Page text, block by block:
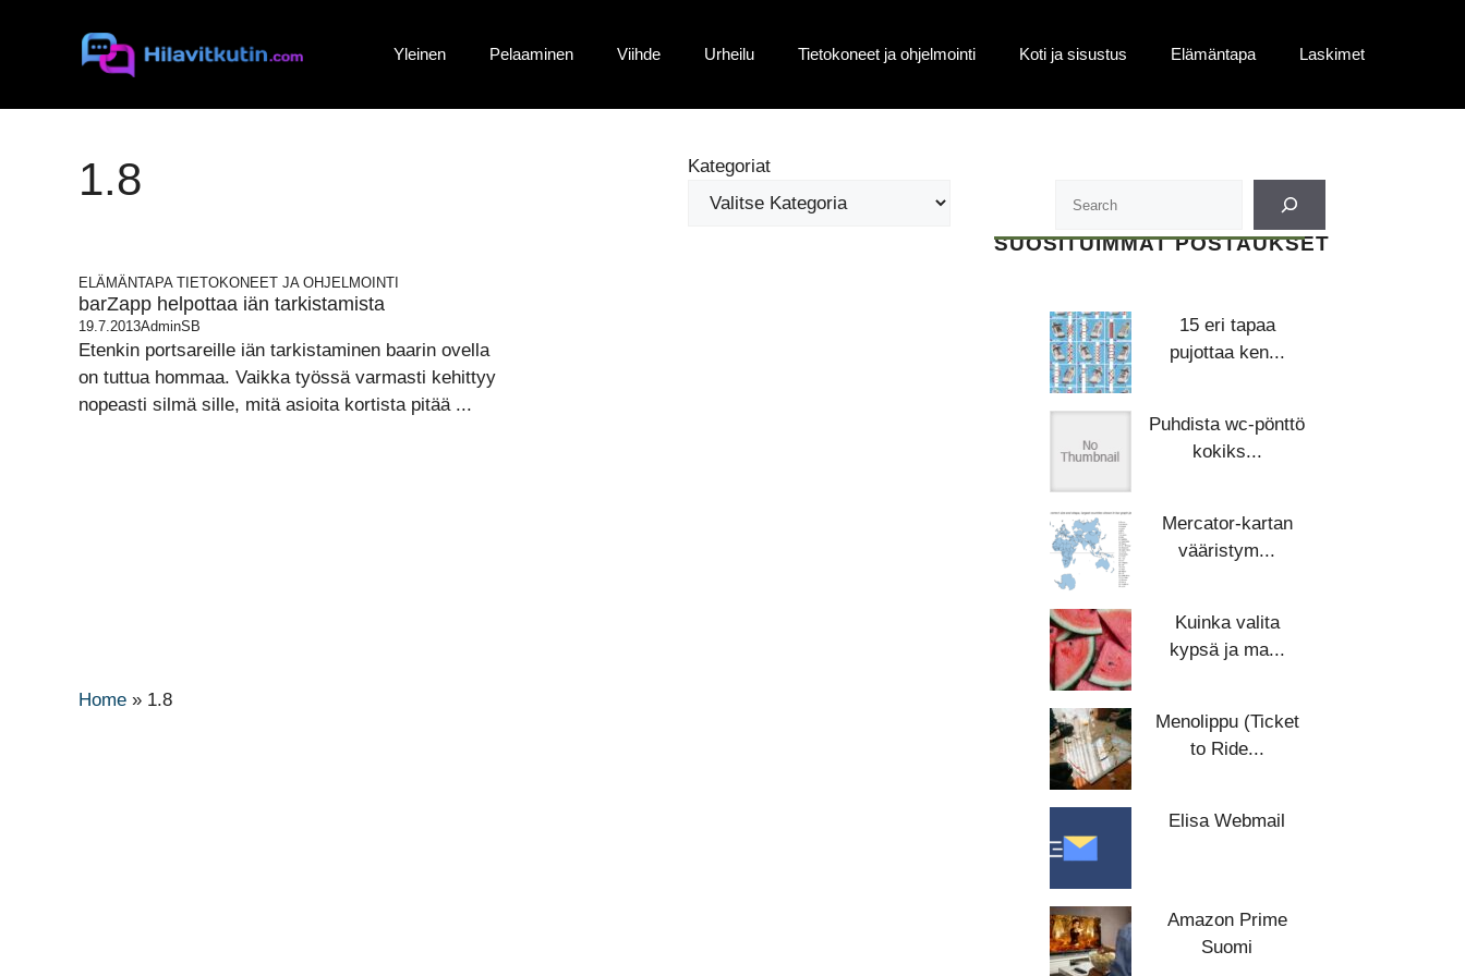
Yleinen Pelaaminen Viihde Urheilu Tietokoneet ja ohjelmointi Koti ja sisustus Elämäntapa Laskimet
1.8 Kategoriat
ELÄMÄNTAPA TIETOKONEET JA OHJELMOINTI
barZapp helpottaa iän tarkistamista
19.7.2013AdminSB
Etenkin portsareille iän tarkistaminen baarin ovella
on tuttua hommaa. Vaikka työssä varmasti kehittyy
nopeasti silmä sille, mitä asioita kortista pitää ...
Home » 1.8
SUOSITUIMMAT POSTAUKSET
15 eri tapaa
pujottaa ken...
Puhdista wc-pönttö
kokiks...
Mercator-kartan
vääristym...
Kuinka valita
kypsä ja ma...
Menolippu (Ticket
to Ride...
Elisa Webmail
Amazon Prime
Suomi